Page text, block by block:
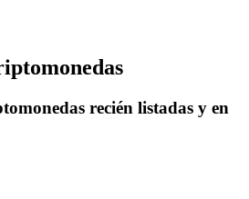
largo plazo e intereses flexibles
recién listadas y en